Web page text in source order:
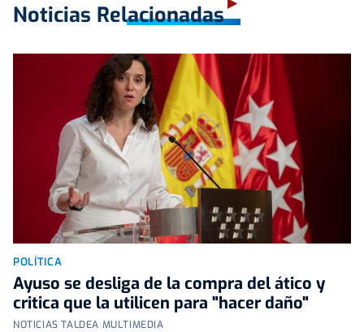
Noticias Relacionadas
POLÍTICA
Ayuso se desliga de la compra del ático y
critica que la utilicen para "hacer daño"
NOTICIAS TALDEA MULTIMEDIA